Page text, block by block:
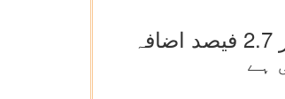
صنعتی پیداوار کے اشاریے(آئی آئی پی) میں اپریل 2025 کے دوران سال بہ سال کی بنیاد پر 2.7 فیصد اضافہ